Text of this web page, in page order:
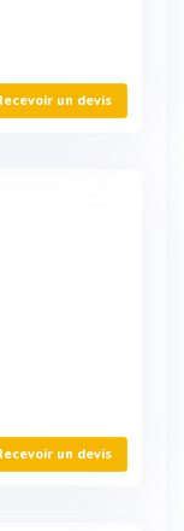
un devis
un devis